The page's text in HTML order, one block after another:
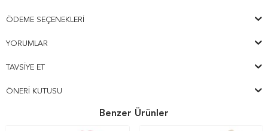
ÖDEME SEÇENEKLERI
YORUMLAR
TAVSIYE ET
ÖNERI KUTUSU
Benzer Ürünler